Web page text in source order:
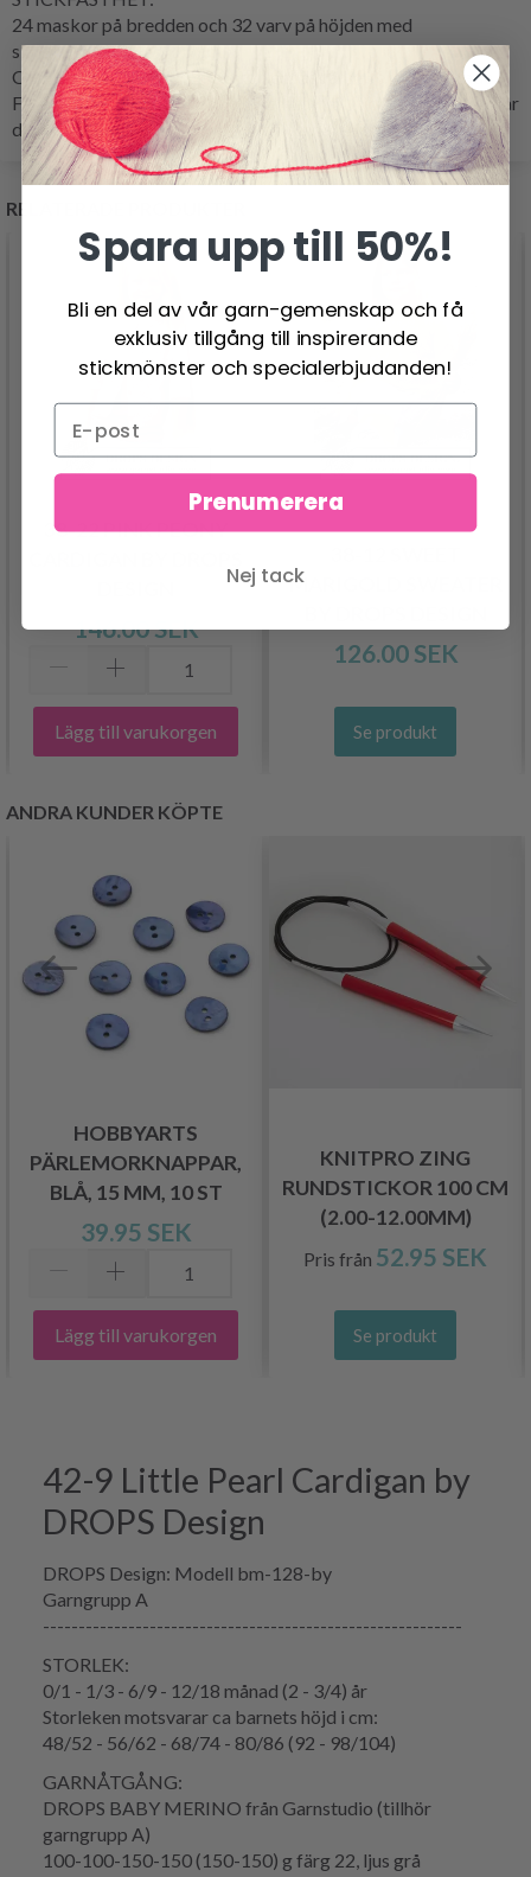
24 maskor på bredden och 32 varv på höjden med
slätstickning = 10 x 10 cm.
OBS: Kom ihåg att sticknumren endast är rekommenderade.
Får du för många maskor på 10 cm, byt till tjockare stickor. Får
du för få maskor på 10 cm, byt till tunnare stickor.
RELATERADE PRODUKTER
38-22 PINK PEONY
146.00 SEK
Lägg till varukorgen
MARIGOLD SWEATER
126.00 SEK
Se produkt
ANDRA KUNDER KÖPTE
HOBBYARTS
PÄRLEMORKNAPPAR,
BLÅ, 15 MM, 10 ST
39.95 SEK
Lägg till varukorgen
KNITPRO ZING
RUNDSTICKOR 100 CM
(2.00-12.00MM)
Pris från 52.95 SEK
Se produkt
42-9 Little Pearl Cardigan by
DROPS Design
DROPS Design: Modell bm-128-by
Garngrupp A
-----------------------------------------------------------
STORLEK:
0/1 - 1/3 - 6/9 - 12/18 månad (2 - 3/4) år
Storleken motsvarar ca barnets höjd i cm:
48/52 - 56/62 - 68/74 - 80/86 (92 - 98/104)
GARNÅTGÅNG:
DROPS BABY MERINO från Garnstudio (tillhör
garngrupp A)
100-100-150-150 (150-150) g färg 22, ljus grå
Spara upp till 50%!
Bli en del av vår garn-gemenskap och få
exklusiv tillgång till inspirerande
stickmönster och specialerbjudanden!
Prenumerera
Nej tack